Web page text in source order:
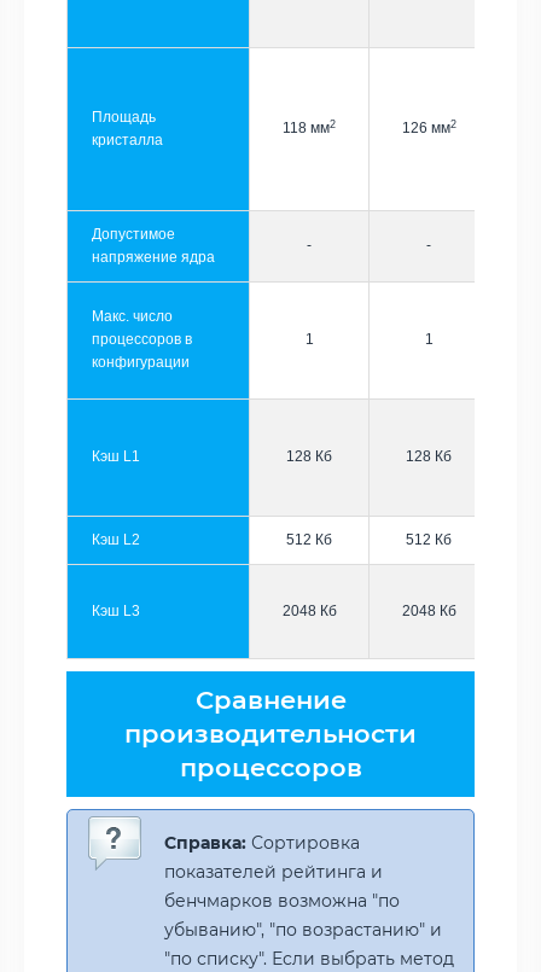
Площадь
кристалла
118 мм2 126 мм2
Допустимое
напряжение ядра
- -
Макс. число
процессоров в
конфигурации
1 1
Кэш L1 128 Кб 128 Кб
Кэш L2 512 Кб 512 Кб
Кэш L3 2048 Кб 2048 Кб
Сравнение
производительности
процессоров
Справка: Сортировка
показателей рейтинга и
бенчмарков возможна "по
убыванию", "по возрастанию" и
"по списку". Если выбрать метод